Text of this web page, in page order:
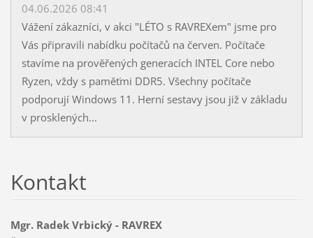
04.06.2026 08:41
Vážení zákazníci, v akci "LÉTO s RAVREXem" jsme pro
Vás připravili nabídku počítačů na červen. Počítače
stavíme na prověřených generacích INTEL Core nebo
Ryzen, vždy s paměťmi DDR5. Všechny počítače
podporují Windows 11. Herní sestavy jsou již v základu
v prosklených...
Kontakt
Mgr. Radek Vrbický - RAVREX